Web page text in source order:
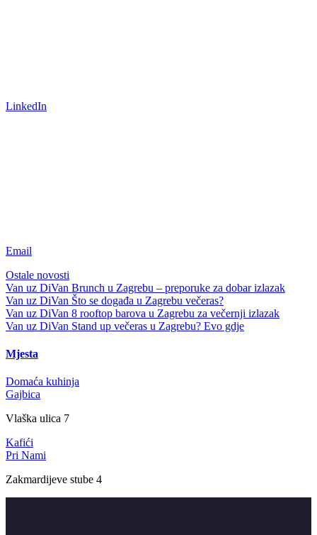
LinkedIn
Email
Ostale novosti
Van uz DiVan Brunch u Zagrebu – preporuke za dobar izlazak
Van uz DiVan Što se događa u Zagrebu večeras?
Van uz DiVan 8 rooftop barova u Zagrebu za večernji izlazak
Van uz DiVan Stand up večeras u Zagrebu? Evo gdje
Mjesta
Domaća kuhinja
Gajbica
Vlaška ulica 7
Kafići
Pri Nami
Zakmardijeve stube 4